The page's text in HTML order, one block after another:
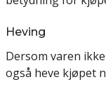
Heving
Dersom varen
også heve kjøpet